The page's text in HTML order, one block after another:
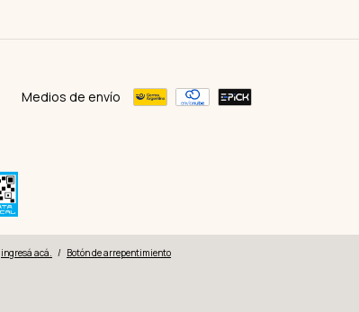
Medios de envío
ingresá acá. / Botón de arrepentimiento